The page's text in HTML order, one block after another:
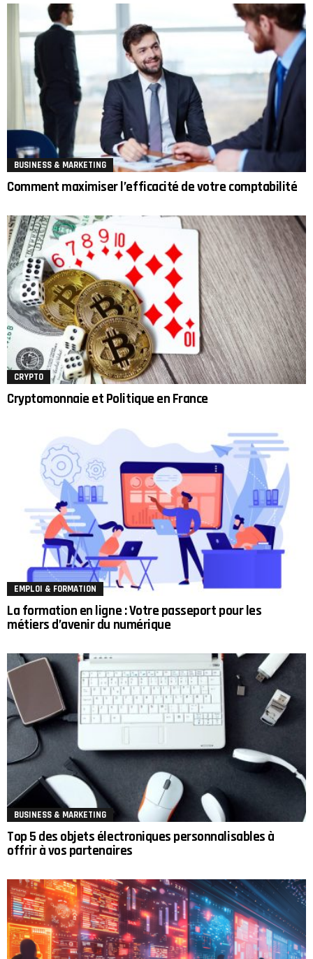
BUSINESS & MARKETING
Comment maximiser l’efficacité de votre comptabilité
CRYPTO
Cryptomonnaie et Politique en France
EMPLOI & FORMATION
La formation en ligne : Votre passeport pour les
métiers d’avenir du numérique
BUSINESS & MARKETING
Top 5 des objets électroniques personnalisables à
offrir à vos partenaires